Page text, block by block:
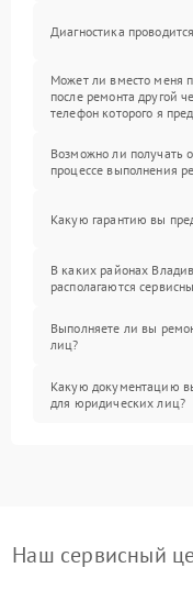
Диагностика
Может ли вместо меня
после ремонта другой
телефон которого я
Возможно ли получать
процессе выполнения
Какую гарантию вы
В каких районах
располагаются
Выполняете ли вы
лиц?
Какую документацию
для юридических лиц?
Наш сервисный